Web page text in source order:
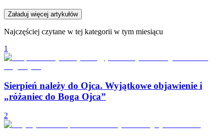
Załaduj więcej artykułów
Najczęściej czytane w tej kategorii w tym miesiącu
1
Sierpień należy do Ojca. Wyjątkowe objawienie i
„różaniec do Boga Ojca”
2